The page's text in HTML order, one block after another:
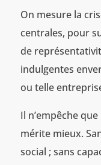
On mesure la
centrales, pour
de
indulgentes
ou telle
Il n’empêche
mérite mieux.
social ; sans